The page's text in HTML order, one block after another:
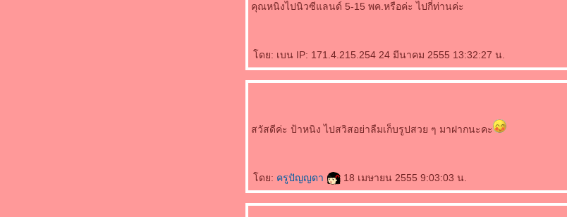
คุณหนิงไปนิวซีแลนด์ 5-15 พค.หรือค่ะ ไปกี่ท่านค่ะ
ดย: เบน IP: 171.4.215.254 24 มีนาคม 2555 13:32:27 น.
สวัสดีค่ะ ป้าหนิง ไปสวิสอย่าลืมเก็บรูปสวย ๆ มาฝากนะคะ
ดย: ครูปัญญดา 18 เมษายน 2555 9:03:03 น.